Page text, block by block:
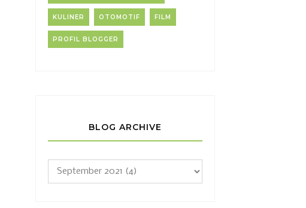
KULINER OTOMOTIF FILM
PROFIL BLOGGER
BLOG ARCHIVE